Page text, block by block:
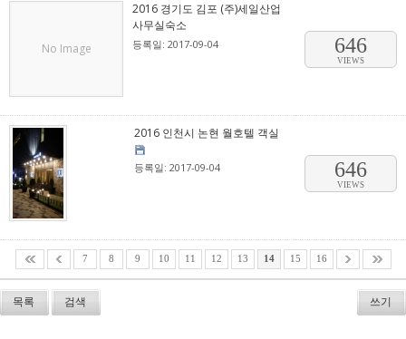
No Image
2016 경기도 김포 (주)세일산업
사무실숙소
등록일: 2017-09-04 646
VIEWS
2016 인천시 논현 월호텔 객실
등록일: 2017-09-04 646
VIEWS
7 8 9 10 11 12 13 14 15 16
목록 검색 쓰기